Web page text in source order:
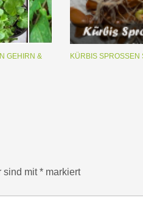
GEHIRN &
KÜRBIS SPROSSEN
sind mit* markiert